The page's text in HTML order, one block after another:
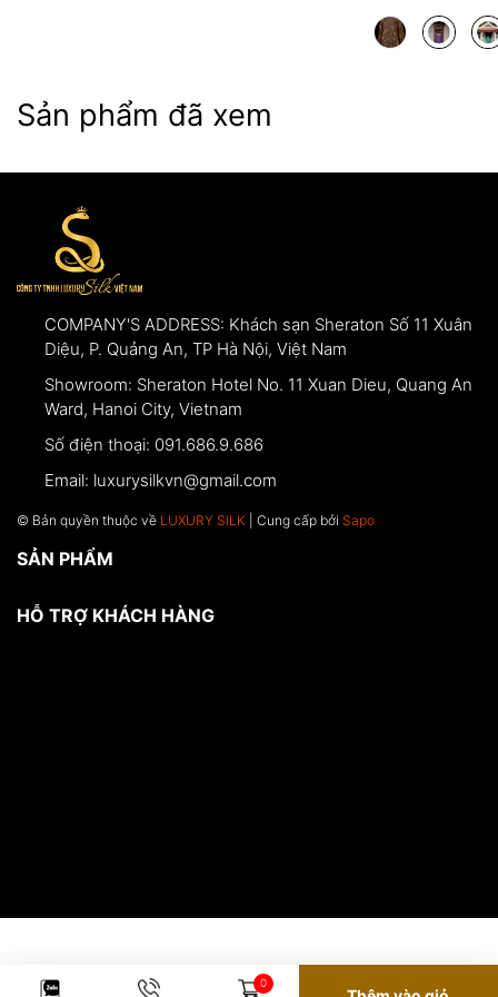
Sản phẩm đã xem
COMPANY'S ADDRESS: Khách sạn Sheraton Số 11 Xuân
Diệu, P. Quảng An, TP Hà Nội, Việt Nam
Showroom: Sheraton Hotel No. 11 Xuan Dieu, Quang An
Ward, Hanoi City, Vietnam
Số điện thoại: 091.686.9.686
Email: luxurysilkvn@gmail.com
© Bản quyền thuộc về LUXURY SILK | Cung cấp bởi Sapo
SẢN PHẨM
HỖ TRỢ KHÁCH HÀNG
0